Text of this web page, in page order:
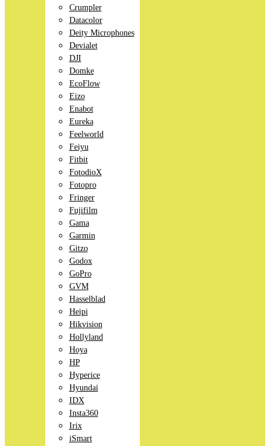
Crumpler
Datacolor
Deity Microphones
Devialet
DJI
Domke
EcoFlow
Eizo
Enabot
Eureka
Feelworld
Feiyu
Fitbit
FotodioX
Fotopro
Fringer
Fujifilm
Gama
Garmin
Gitzo
Godox
GoPro
GVM
Hasselblad
Heipi
Hikvision
Hollyland
Hoya
HP
Hyperice
Hyundai
IDX
Insta360
Irix
iSmart